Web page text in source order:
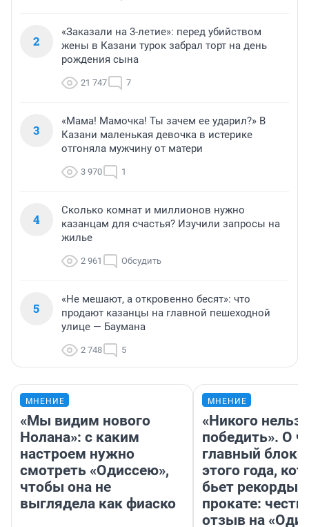
2
«Заказали на 3-летие»: перед убийством
жены в Казани турок забрал торт на день
рождения сына
21 747 7
3
«Мама! Мамочка! Ты зачем ее ударил?» В
Казани маленькая девочка в истерике
отгоняла мужчину от матери
3 970 1
4
Сколько комнат и миллионов нужно
казанцам для счастья? Изучили запросы на
жилье
2 961 Обсудить
5
«Не мешают, а откровенно бесят»: что
продают казанцы на главной пешеходной
улице — Баумана
2 748 5
МНЕНИЕ
«Мы видим нового
Нолана»: с каким
настроем нужно
смотреть «Одиссею»,
чтобы она не
выглядела как фиаско
МНЕНИЕ
«Никого нельзя
победить». О
главный
этого года,
бьет рекорды в
прокате:
отзыв на